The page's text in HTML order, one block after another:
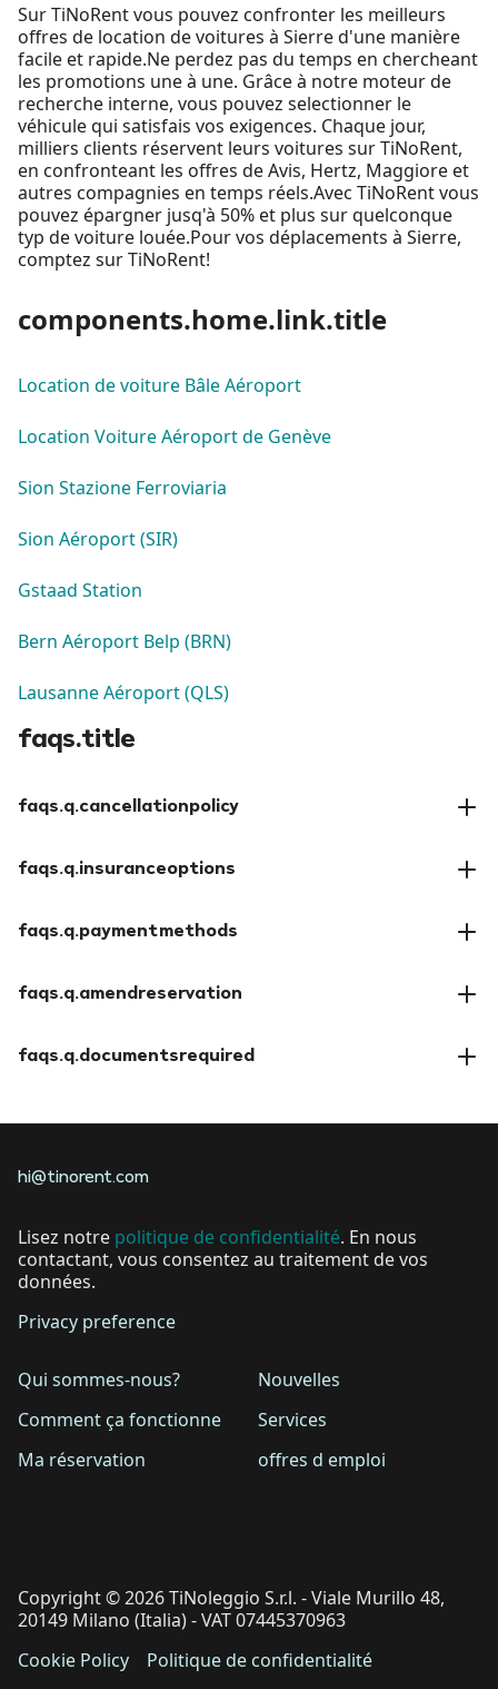
Sur TiNoRent vous pouvez confronter les meilleurs
offres de location de voitures à Sierre d'une manière
facile et rapide.Ne perdez pas du temps en chercheant
les promotions une à une. Grâce à notre moteur de
recherche interne, vous pouvez selectionner le
véhicule qui satisfais vos exigences. Chaque jour,
milliers clients réservent leurs voitures sur TiNoRent,
en confronteant les offres de Avis, Hertz, Maggiore et
autres compagnies en temps réels.Avec TiNoRent vous
pouvez épargner jusq'à 50% et plus sur quelconque
typ de voiture louée.Pour vos déplacements à Sierre,
comptez sur TiNoRent!
components.home.link.title
Location de voiture Bâle Aéroport
Location Voiture Aéroport de Genève
Sion Stazione Ferroviaria
Sion Aéroport (SIR)
Gstaad Station
Bern Aéroport Belp (BRN)
Lausanne Aéroport (QLS)
faqs.title
faqs.q.cancellationpolicy
faqs.q.insuranceoptions
faqs.q.paymentmethods
faqs.q.amendreservation
faqs.q.documentsrequired
hi@tinorent.com
Lisez notre politique de confidentialité. En nous
contactant, vous consentez au traitement de vos
données.
Privacy preference
Qui sommes-nous?
Comment ça fonctionne
Ma réservation
Nouvelles
Services
offres d emploi
Copyright © 2026 TiNoleggio S.r.l. - Viale Murillo 48,
20149 Milano (Italia) - VAT 07445370963
Cookie Policy
Politique de confidentialité